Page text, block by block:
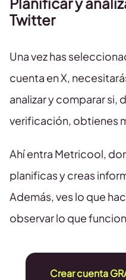
Twitter
Una vez has
cuenta en X,
analizar y comparar si,
verificación, obtienes
Ahí entra Metricool,
planificas y creas
Además, ves lo que
observar lo que
Crear cuenta